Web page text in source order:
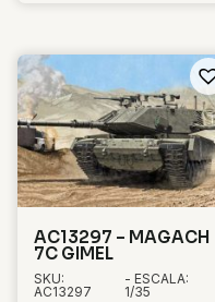
AC13297 – MAGACH
7C GIMEL
SKU:
AC13297
- ESCALA:
1/35